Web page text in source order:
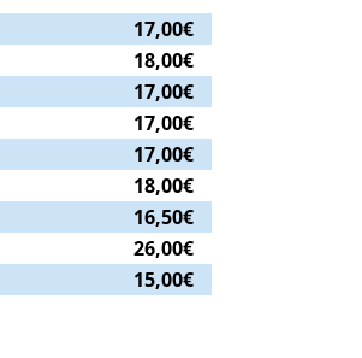
17,00€
18,00€
17,00€
17,00€
17,00€
18,00€
16,50€
26,00€
15,00€